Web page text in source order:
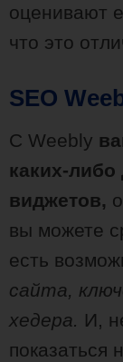
оценивают
что это
SEO
С Weebly
каких-
виджетов,
вы можете
есть
сайта,
хедера. И,
показаться